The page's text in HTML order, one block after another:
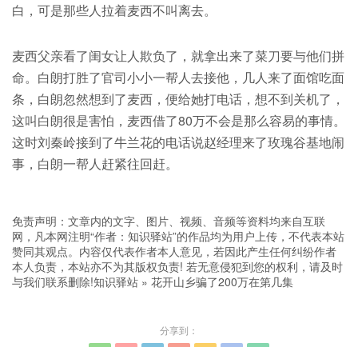
白，可是那些人拉着麦西不叫离去。
麦西父亲看了闺女让人欺负了，就拿出来了菜刀要与他们拼
命。白朗打胜了官司小小一帮人去接他，几人来了面馆吃面
条，白朗忽然想到了麦西，便给她打电话，想不到关机了，
这叫白朗很是害怕，麦西借了80万不会是那么容易的事情。
这时刘秦岭接到了牛兰花的电话说赵经理来了玫瑰谷基地闹
事，白朗一帮人赶紧往回赶。
免责声明：文章内的文字、图片、视频、音频等资料均来自互联
网，凡本网注明“作者：知识驿站”的作品均为用户上传，不代表本站
赞同其观点。内容仅代表作者本人意见，若因此产生任何纠纷作者
本人负责，本站亦不为其版权负责! 若无意侵犯到您的权利，请及时
与我们联系删除!知识驿站 » 花开山乡骗了200万在第几集
分享到：